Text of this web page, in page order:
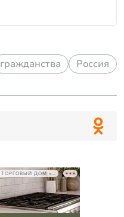
гражданства Россия
РЕКЛАМА • ООО СТРОИТЕЛЬНЫЙ ТОРГОВЫЙ ДОМ «ПЕТРОВИЧ», ИНН 7802348846